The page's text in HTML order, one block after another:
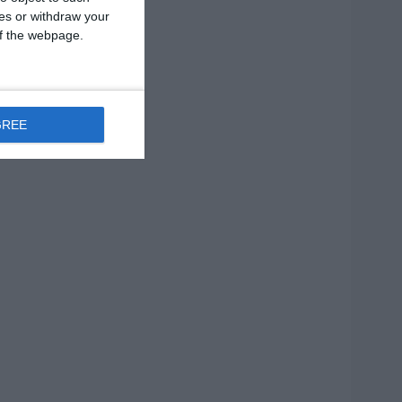
or withdraw your
webpage.